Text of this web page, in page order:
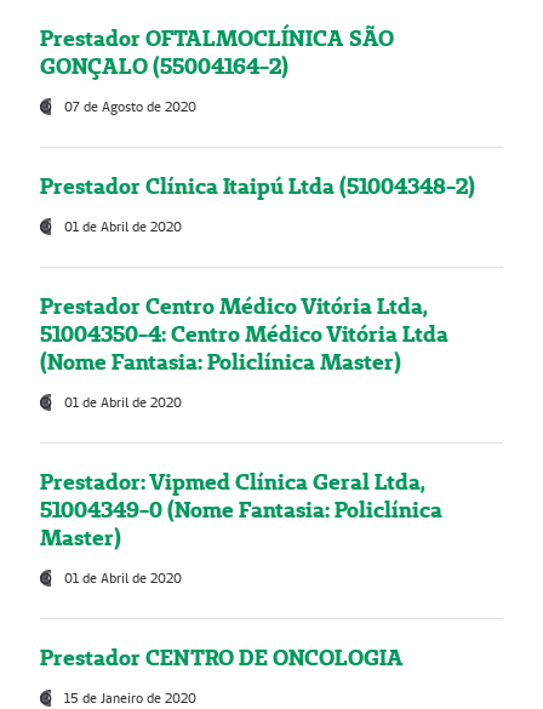
Prestador OFTALMOCLÍNICA SÃO
GONÇALO (55004164-2)
07 de Agosto de 2020
Prestador Clínica Itaipú Ltda (51004348-2)
01 de Abril de 2020
Prestador Centro Médico Vitória Ltda,
51004350-4: Centro Médico Vitória Ltda
(Nome Fantasia: Policlínica Master)
01 de Abril de 2020
Prestador: Vipmed Clínica Geral Ltda,
51004349-0 (Nome Fantasia: Policlínica
Master)
01 de Abril de 2020
Prestador CENTRO DE ONCOLOGIA
15 de Janeiro de 2020